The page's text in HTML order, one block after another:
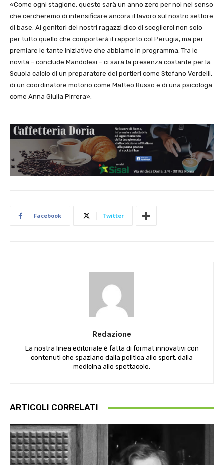
«Come ogni stagione, questo sarà un anno zero per noi nel senso
che cercheremo di intensificare ancora il lavoro sul nostro settore
di base. Ai genitori dei nostri ragazzi dico di sceglierci non solo
per tutto quello che comporterà il rapporto col Perugia, ma per
premiare le tante iniziative che abbiamo in programma. Tra le
novità – conclude Mandolesi – ci sarà la presenza costante per la
Scuola calcio di un preparatore dei portieri come Stefano Verdelli,
di un coordinatore motorio come Matteo Russo e di una psicologa
come Anna Giulia Pirrera».
Facebook Twitter
Redazione
La nostra linea editoriale è fatta di format innovativi con
contenuti che spaziano dalla politica allo sport, dalla
medicina allo spettacolo.
ARTICOLI CORRELATI